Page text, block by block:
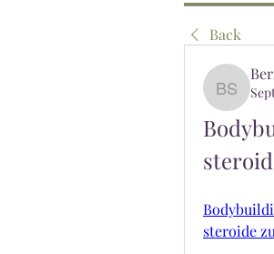
Back
Berry
steroide